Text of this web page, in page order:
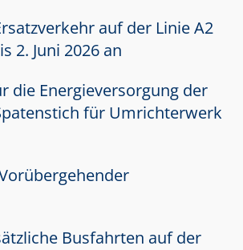
auf der Linie A2
2. Juni 2026 an
die Energieversorgung der
für Umrichterwerk
Busfahrten auf der